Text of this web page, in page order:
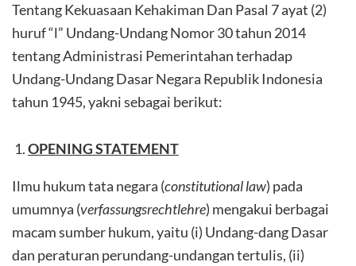
Tentang Kekuasaan Kehakiman Dan Pasal 7 ayat (2)
huruf “l” Undang-Undang Nomor 30 tahun 2014
tentang Administrasi Pemerintahan terhadap
Undang-Undang Dasar Negara Republik Indonesia
tahun 1945, yakni sebagai berikut:
OPENING STATEMENT
Ilmu hukum tata negara (constitutional law) pada
umumnya (verfassungsrechtlehre) mengakui berbagai
macam sumber hukum, yaitu (i) Undang-dang Dasar
dan peraturan perundang-undangan tertulis, (ii)